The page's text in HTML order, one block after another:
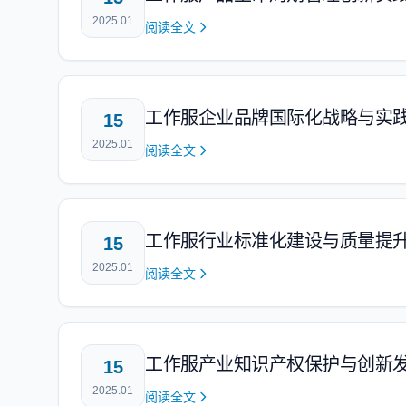
2025.01 阅读全文
15
2025.01
工作服企业品牌国际化战略与实
阅读全文
15
2025.01
工作服行业标准化建设与质量提
阅读全文
15
2025.01
工作服产业知识产权保护与创新
阅读全文